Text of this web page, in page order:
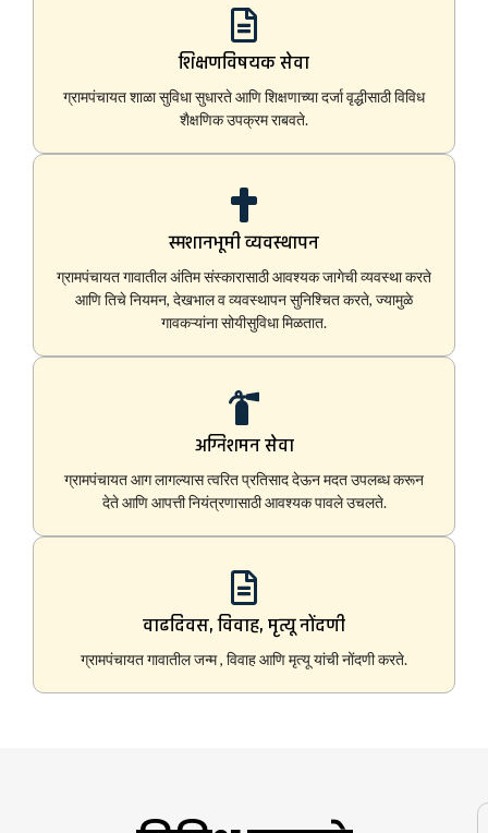
शिक्षणविषयक सेवा
ग्रामपंचायत शाळा सुविधा सुधारते आणि शिक्षणाच्या दर्जा वृद्धीसाठी विविध
शैक्षणिक उपक्रम राबवते.
स्मशानभूमी व्यवस्थापन
ग्रामपंचायत गावातील अंतिम संस्कारासाठी आवश्यक जागेची व्यवस्था करते
आणि तिचे नियमन, देखभाल व व्यवस्थापन सुनिश्चित करते, ज्यामुळे
गावकऱ्यांना सोयीसुविधा मिळतात.
अग्निशमन सेवा
ग्रामपंचायत आग लागल्यास त्वरित प्रतिसाद देऊन मदत उपलब्ध करून
देते आणि आपत्ती नियंत्रणासाठी आवश्यक पावले उचलते.
वाढदिवस, विवाह, मृत्यू नोंदणी
ग्रामपंचायत गावातील जन्म , विवाह आणि मृत्यू यांची नोंदणी करते.